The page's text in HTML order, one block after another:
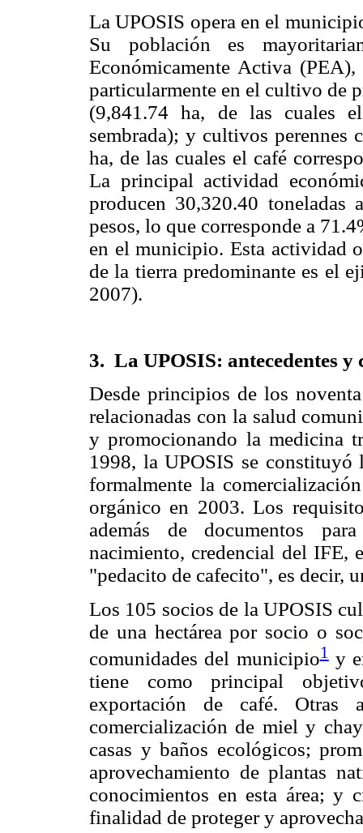
La UPOSIS opera en el
Su población es
Económicamente Activa
particularmente en el cultivo de
(9,841.74 ha, de las cuales
sembrada); y cultivos perennes
ha, de las cuales el café
La principal actividad
producen 30,320.40
pesos, lo que corresponde a
en el municipio. Esta actividad
de la tierra predominante es el
2007).
3. La UPOSIS: antecedentes y
Desde principios de los
relacionadas con la salud
y promocionando la medicina
1998, la UPOSIS se
formalmente la
orgánico en 2003. Los
además de documentos
nacimiento, credencial del IFE,
"pedacito de cafecito", es decir,
Los 105 socios de la UPOSIS
de una hectárea por socio o
comunidades del municipio1y
tiene como principal
exportación de café. Otras
comercialización de miel y
casas y baños ecológicos;
aprovechamiento de plantas
conocimientos en esta área; y
finalidad de proteger y